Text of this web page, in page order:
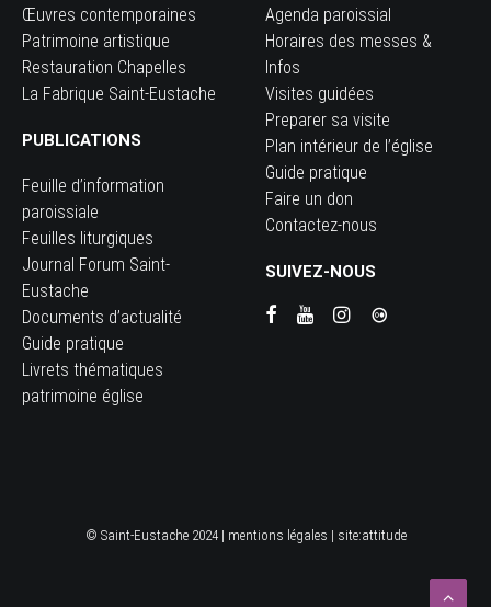
Œuvres contemporaines
Patrimoine artistique
Restauration Chapelles
La Fabrique Saint-Eustache
PUBLICATIONS
Feuille d’information
paroissiale
Feuilles liturgiques
Journal Forum Saint-
Eustache
Documents d’actualité
Guide pratique
Livrets thématiques
patrimoine église
Agenda paroissial
Horaires des messes &
Infos
Visites guidées
Preparer sa visite
Plan intérieur de l’église
Guide pratique
Faire un don
Contactez-nous
SUIVEZ-NOUS
© Saint-Eustache 2024 | mentions légales | site:attitude